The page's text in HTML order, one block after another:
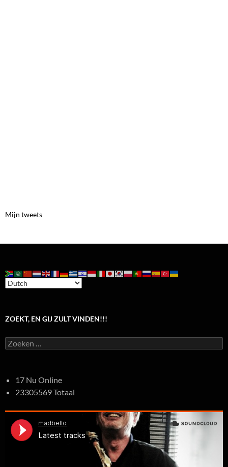
Mijn tweets
ZOEKT, EN GIJ ZULT VINDEN!!!
Zoeken
naar:
17 Nu Online
23305569 Totaal